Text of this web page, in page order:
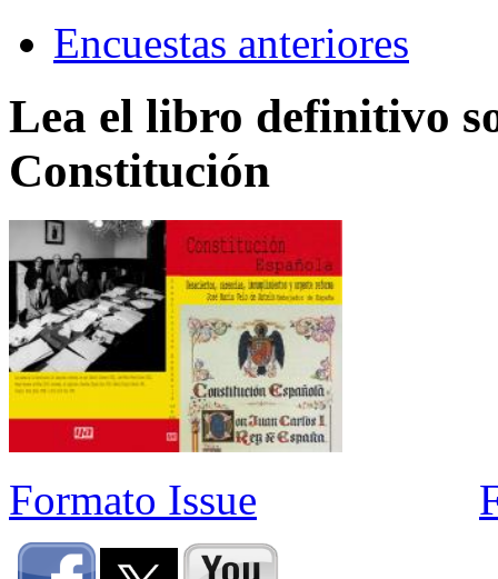
Encuestas anteriores
Lea el libro definitivo
Constitución
Formato Issue